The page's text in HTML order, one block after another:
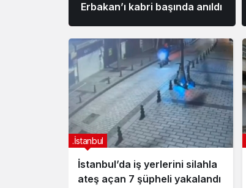
Erbakan’ı kabri başında anıldı
.İstanbul
Kepçe komşu eve girdi, genç
kız çığlık atarak yardım istedi